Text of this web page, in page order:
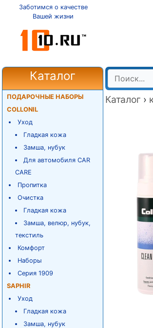
Заботимся о качестве
Вашей жизни
Каталог
ПОДАРОЧНЫЕ НАБОРЫ
COLLONIL
Уход
Гладкая кожа
Замша, нубук
Для автомобиля CAR
CARE
Пропитка
Очистка
Гладкая кожа
Замша, велюр, нубук,
текстиль
Комфорт
Наборы
Серия 1909
SAPHIR
Уход
Гладкая кожа
Замша, нубук
Каталог ›